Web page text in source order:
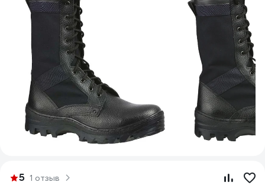
5 1 отзыв